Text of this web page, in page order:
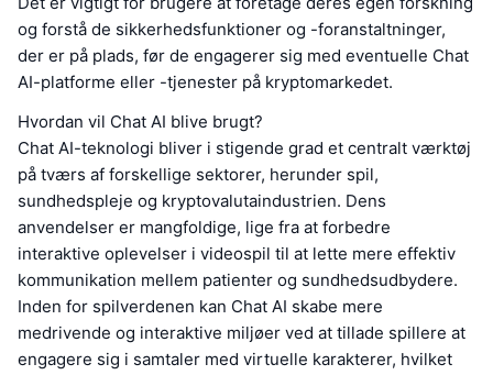
og forstå de sikkerhedsfunktioner og -foranstaltninger,
der er på plads, før de engagerer sig med eventuelle Chat
AI-platforme eller -tjenester på kryptomarkedet.
Hvordan vil Chat AI blive brugt?
Chat AI-teknologi bliver i stigende grad et centralt værktøj
på tværs af forskellige sektorer, herunder spil,
sundhedspleje og kryptovalutaindustrien. Dens
anvendelser er mangfoldige, lige fra at forbedre
interaktive oplevelser i videospil til at lette mere effektiv
kommunikation mellem patienter og sundhedsudbydere.
Inden for spilverdenen kan Chat AI skabe mere
medrivende og interaktive miljøer ved at tillade spillere at
engagere sig i samtaler med virtuelle karakterer, hvilket